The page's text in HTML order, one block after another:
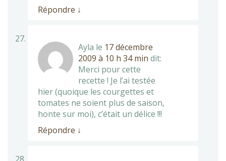
Répondre ↓
Ayla le 17 décembre
2009 à 10 h 34 min dit:
Merci pour cette
recette ! Je l’ai testée
hier (quoique les courgettes et
tomates ne soient plus de saison,
honte sur moi), c’était un délice !!!
Répondre ↓